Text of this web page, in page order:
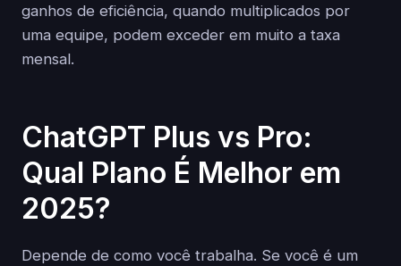
ganhos de eficiência, quando multiplicados por
uma equipe, podem exceder em muito a taxa
mensal.
ChatGPT Plus vs Pro:
Qual Plano É Melhor em
2025?
Depende de como você trabalha. Se você é um